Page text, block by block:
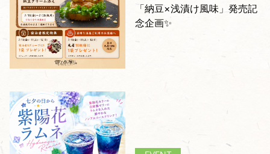
「納豆×浅漬け風味」発売記
念企画✨